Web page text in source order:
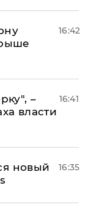
16:42
–
власти
16:41
новый
16:35